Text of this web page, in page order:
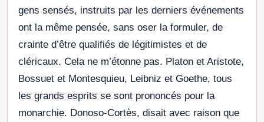
gens sensés, instruits par les derniers événements
ont la même pensée, sans oser la formuler, de
crainte d’être qualifiés de légitimistes et de
cléricaux. Cela ne m’étonne pas. Platon et Aristote,
Bossuet et Montesquieu, Leibniz et Goethe, tous
les grands esprits se sont prononcés pour la
monarchie. Donoso-Cortès, disait avec raison que